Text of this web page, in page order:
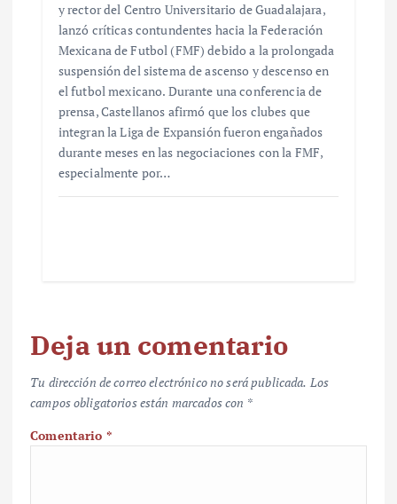
y rector del Centro Universitario de Guadalajara,
lanzó críticas contundentes hacia la Federación
Mexicana de Futbol (FMF) debido a la prolongada
suspensión del sistema de ascenso y descenso en
el futbol mexicano. Durante una conferencia de
prensa, Castellanos afirmó que los clubes que
integran la Liga de Expansión fueron engañados
durante meses en las negociaciones con la FMF,
especialmente por…
Deja un comentario
Tu dirección de correo electrónico no será publicada. Los
campos obligatorios están marcados con *
Comentario *